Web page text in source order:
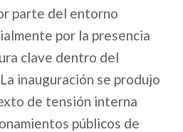
parte del entorno
por la presencia
clave dentro del
inauguración se produjo
de tensión interna
públicos de